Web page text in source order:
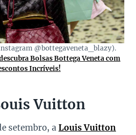
@bottegaveneta_blazy).
Bolsas Bottega Veneta com
Incríveis!
Vuitton
setembro, a Louis Vuitton